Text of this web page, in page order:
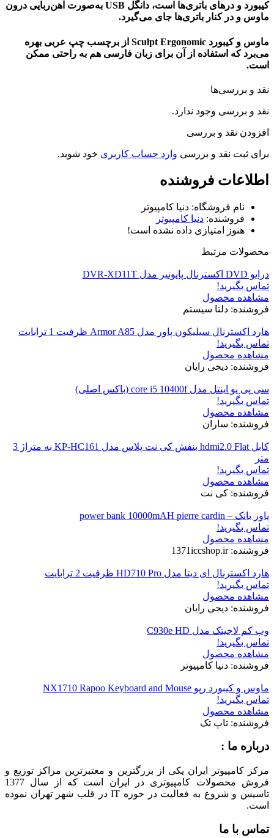
کیبورد و درهای باتری‌ها است، دانگل USB به‌صورت آهن‌ربایی درون
ماوس و در کنار باتری‌ها جای می‌گیرد.
ماوس و کیبورد Sculpt Ergonomic از برچسب چپ عربی بهره
می‌برد که استفاده از آن برای زبان فارسی هم به راحتی ممکن
است.
نقد و بررسی‌ها
نقد و بررسی وجود ندارد.
افزودن نقد و بررسی
برای ثبت نقد و بررسی وارد حساب کاربری خود شوید.
اطلاعات فروشنده
نام فروشگاه: دنیا کامپیوتر
فروشنده: دنیا کامپیوتر
هنوز امتیازی داده نشده است!
محصولات مرتبط
درایو DVD اکسترنال پایونیر مدل DVR-XD11T
تماس بگیرید!
مشاهده محصول
فروشنده: دلتا سیستم
هارد اکسترنال سیلیکون پاور مدل Armor A85 ظرفیت 1 ترابایت
تماس بگیرید!
مشاهده محصول
فروشنده: دیجی رایان
سی پی یو اینتل مدل core i5 10400f (باکس اصلی)
تماس بگیرید!
مشاهده محصول
فروشنده: ساران
کابل hdmi2.0 Flat بنفش کی نت پلاس مدل KP-HC161 به متراژ 3
متر
تماس بگیرید!
مشاهده محصول
فروشنده: کی نت
پاور بانک – power bank 10000mAH pierre cardin
تماس بگیرید!
مشاهده محصول
فروشنده: 1371iccshop.ir
هارد اکسترنال ای دیتا مدل HD710 Pro ظرفیت 2 ترابایت
تماس بگیرید!
مشاهده محصول
فروشنده: دیجی رایان
وب کم لاجیتک مدل C930e HD
تماس بگیرید!
مشاهده محصول
فروشنده: دنیا کامپیوتر
ماوس و کیبورد رپو NX1710 Rapoo Keyboard and Mouse
تماس بگیرید!
مشاهده محصول
فروشنده: تاپ تک
درباره ما :
مرکز کامپیوتر ایران یکی از بزرگترین و معتبرترین مراکز توزیع و
فروش محصولات کامپیوتری در ایران است که از سال 1377
تاسیس و شروع به فعالیت در حوزه IT در قلب شهر تهران نموده
است.
تماس با ما